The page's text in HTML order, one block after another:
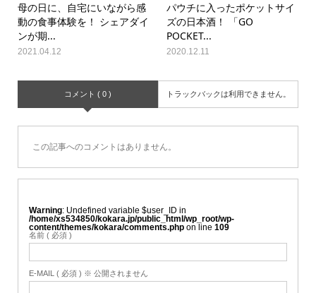
母の日に、自宅にいながら感
動の食事体験を！ シェアダイ
ンが期...
2021.04.12
パウチに入ったポケットサイ
ズの日本酒！ 「GO
POCKET...
2020.12.11
コメント ( 0 ) トラックバックは利用できません。
この記事へのコメントはありません。
Warning : Undefined variable $user_ID in
/home/xs534850/kokara.jp/public_html/wp_root/wp-
content/themes/kokara/comments.phpon line 109
名前 ( 必須 )
E-MAIL ( 必須 ) ※ 公開されません